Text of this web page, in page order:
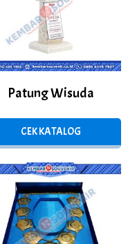
Patung Wisuda
CEK KATALOG